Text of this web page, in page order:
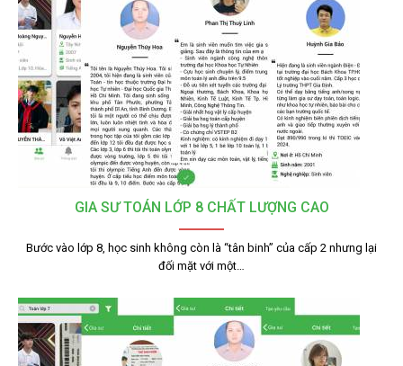
GIA SƯ TOÁN LỚP 8 CHẤT LƯỢNG CAO
Bước vào lớp 8, học sinh không còn là “tân binh” của cấp 2 nhưng lại
đối mặt với một…